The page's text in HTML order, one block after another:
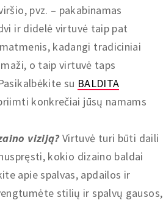
pvz. – pakabinamas
ir didelė virtuvė taip pat
kadangi tradiciniai
o taip virtuvė taps
su BALDITA
konkrečiai jūsų namams
viziją?Virtuvė turi būti daili
kokio dizaino baldai
apie spalvas, apdailos ir
stilių ir spalvų gausos,